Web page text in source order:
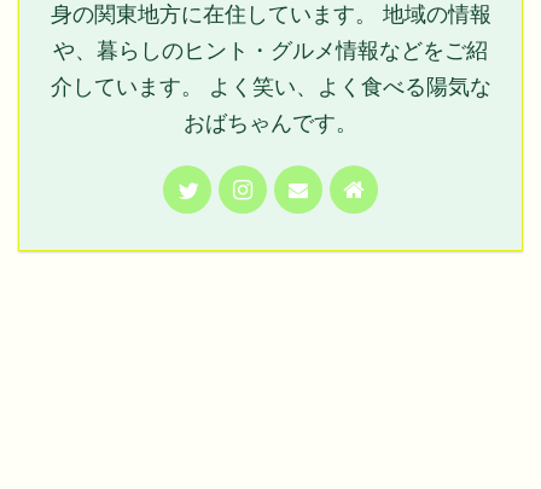
身の関東地方に在住しています。 地域の情報
や、暮らしのヒント・グルメ情報などをご紹
介しています。 よく笑い、よく食べる陽気な
おばちゃんです。